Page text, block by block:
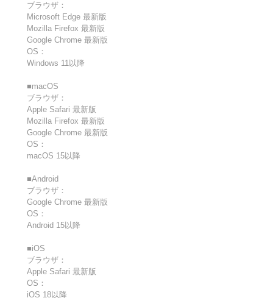
ブラウザ：
Microsoft Edge 最新版
Mozilla Firefox 最新版
Google Chrome 最新版
OS：
Windows 11以降
■macOS
ブラウザ：
Apple Safari 最新版
Mozilla Firefox 最新版
Google Chrome 最新版
OS：
macOS 15以降
■Android
ブラウザ：
Google Chrome 最新版
OS：
Android 15以降
■iOS
ブラウザ：
Apple Safari 最新版
OS：
iOS 18以降